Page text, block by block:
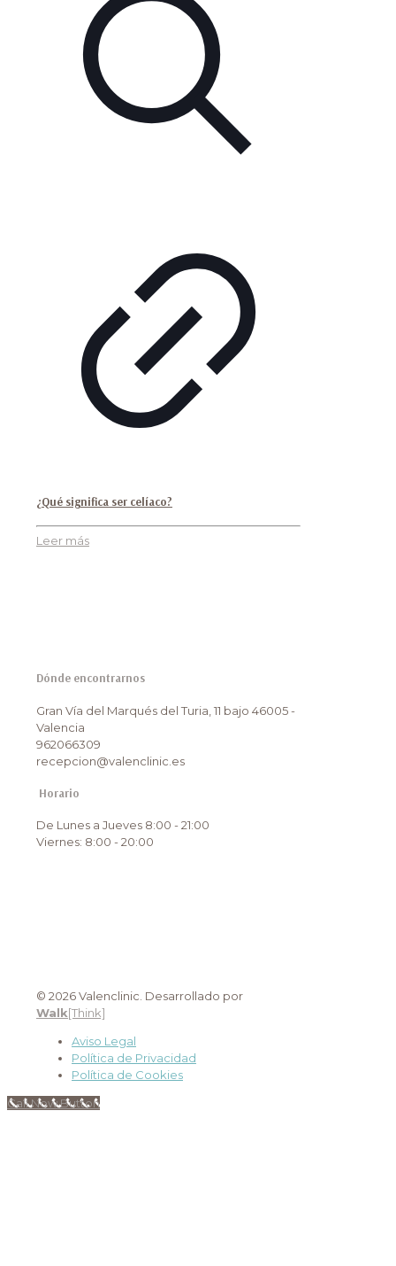
¿Qué significa ser celíaco?
Leer más
Dónde encontrarnos
Gran Vía del Marqués del Turia, 11 bajo 46005 -
Valencia
962066309
recepcion@valenclinic.es
Horario
De Lunes a Jueves 8:00 - 21:00
Viernes: 8:00 - 20:00
© 2026 Valenclinic. Desarrollado por
Walk[Think]
Aviso Legal
Política de Privacidad
Política de Cookies
Call Now Button